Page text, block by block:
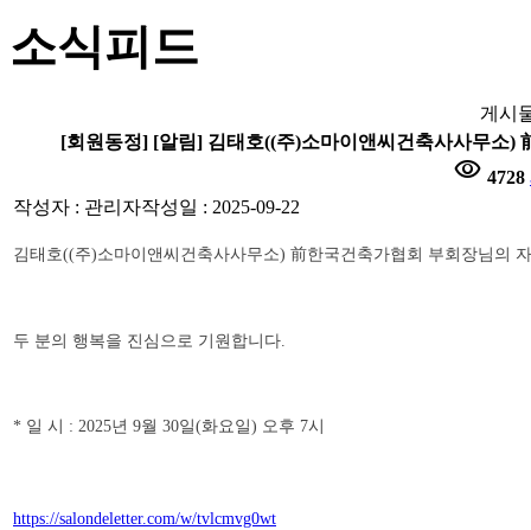
소식피드
게시
[회원동정] [알림] 김태호((주)소마이앤씨건축사사무소)
visibility 4728
작성자 : 관리자작성일 : 2025-09-22
김태호((주)소마이앤씨건축사사무소) 前한국건축가협회 부회장님의
두 분의 행복을 진심으로 기원합니다.
* 일 시 : 2025년 9월 30일(화요일) 오후 7시
https://salondeletter.com/w/tvlcmvg0wt